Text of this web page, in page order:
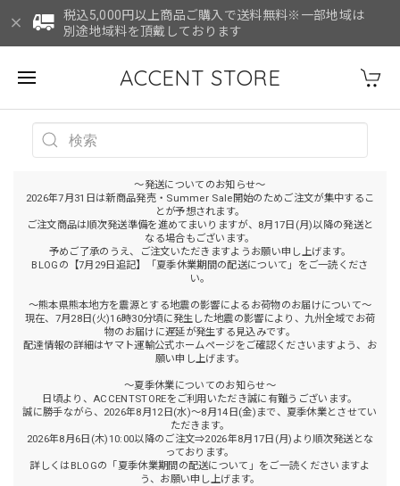
税込5,000円以上商品ご購入で送料無料※一部地域は
別途地域料を頂戴しております
ACCENT STORE
～発送についてのお知らせ～
2026年7月31日は新商品発売・Summer Sale開始のためご注文が集中するこ
とが予想されます。
ご注文商品は順次発送準備を進めてまいりますが、8月17日(月)以降の発送と
なる場合もございます。
予めご了承のうえ、ご注文いただきますようお願い申し上げます。
BLOGの【7月29日追記】「夏季休業期間の配送について」をご一読くださ
い。
～熊本県熊本地方を震源とする地震の影響によるお荷物のお届けについて～
現在、7月28日(火)16時30分頃に発生した地震の影響により、九州全域でお荷
物のお届けに遅延が発生する見込みです。
配達情報の詳細はヤマト運輸公式ホームページをご確認くださいますよう、お
願い申し上げます。
～夏季休業についてのお知らせ～
日頃より、ACCENTSTOREをご利用いただき誠に有難うございます。
誠に勝手ながら、2026年8月12日(水)～8月14日(金)まで、夏季休業とさせてい
ただきます。
2026年8月6日(木)10:00以降のご注文⇒2026年8月17日(月)より順次発送とな
っております。
詳しくはBLOGの「夏季休業期間の配送について」をご一読くださいますよ
う、お願い申し上げます。